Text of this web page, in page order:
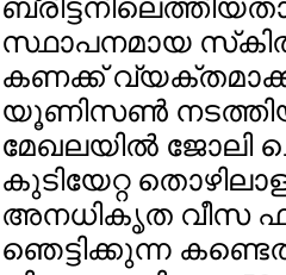
സ്ഥാപനമായ
കണക്ക്
യൂണിസണ്‍
മേഖലയില്‍ ജോലി
കുടിയേറ്റ
അനധികൃത വീസ
ഞെട്ടിക്കുന്ന